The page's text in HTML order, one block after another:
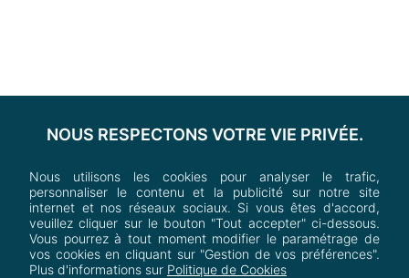
NOUS RESPECTONS VOTRE VIE PRIVÉE.
Nous utilisons les cookies pour analyser le trafic,
personnaliser le contenu et la publicité sur notre site
internet et nos réseaux sociaux. Si vous êtes d'accord,
veuillez cliquer sur le bouton "Tout accepter" ci-dessous.
Vous pourrez à tout moment modifier le paramétrage de
vos cookies en cliquant sur "Gestion de vos préférences".
Plus d'informations sur Politique de Cookies